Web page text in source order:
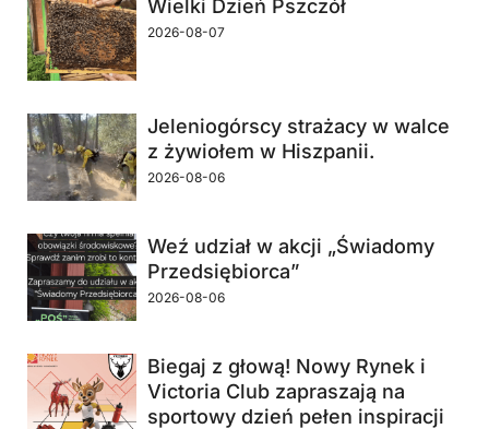
Wielki Dzień Pszczół
2026-08-07
Jeleniogórscy strażacy w walce
z żywiołem w Hiszpanii.
2026-08-06
Weź udział w akcji „Świadomy
Przedsiębiorca”
2026-08-06
Biegaj z głową! Nowy Rynek i
Victoria Club zapraszają na
sportowy dzień pełen inspiracji